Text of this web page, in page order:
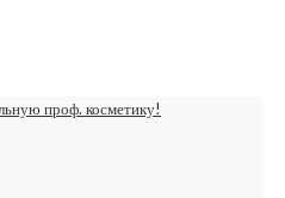
проф. косметику!